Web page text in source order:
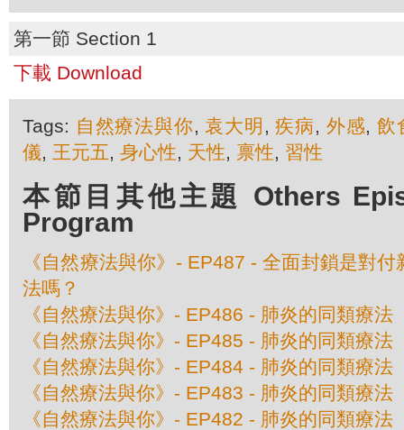
第一節 Section 1
下載 Download
Tags: 自然療法與你,袁大明 ,疾病, 外感,飲
儀, 王元五, 身心性, 天性, 禀性, 習性
本節目其他主題 Others
Program
《自然療法與你》- EP487 - 全面封鎖是對
法嗎？
《自然療法與你》- EP486 - 肺炎的同類療法
《自然療法與你》- EP485 - 肺炎的同類療法
《自然療法與你》- EP484 - 肺炎的同類療法
《自然療法與你》- EP483 - 肺炎的同類療法
《自然療法與你》- EP482 - 肺炎的同類療法